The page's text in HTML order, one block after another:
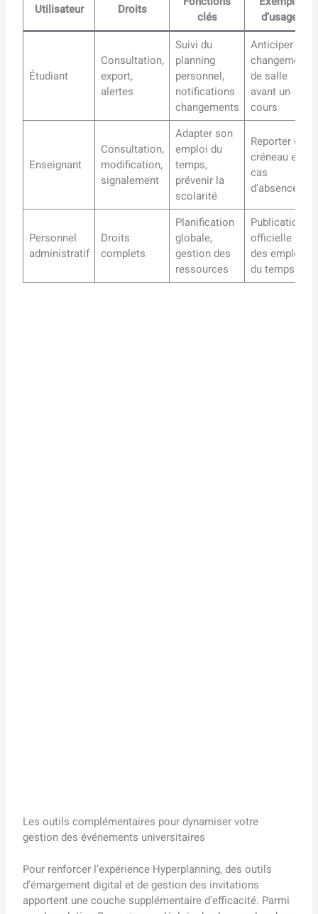
Utilisateur Droits
clés
d’usage
Étudiant
Consultation,
export,
alertes
Suivi du
planning
personnel,
notifications
changements
Anticiper un
changement
de salle
avant un
cours
Enseignant
Consultation,
modification,
signalement
Adapter son
emploi du
temps,
prévenir la
scolarité
Reporter un
créneau en
cas
d’absence
Personnel
administratif
Droits
complets
Planification
globale,
gestion des
ressources
Publication
officielle
des emplois
du temps
Les outils complémentaires pour dynamiser votre
gestion des événements universitaires
Pour renforcer l’expérience Hyperplanning, des outils
d’émargement digital et de gestion des invitations
apportent une couche supplémentaire d’efficacité. Parmi